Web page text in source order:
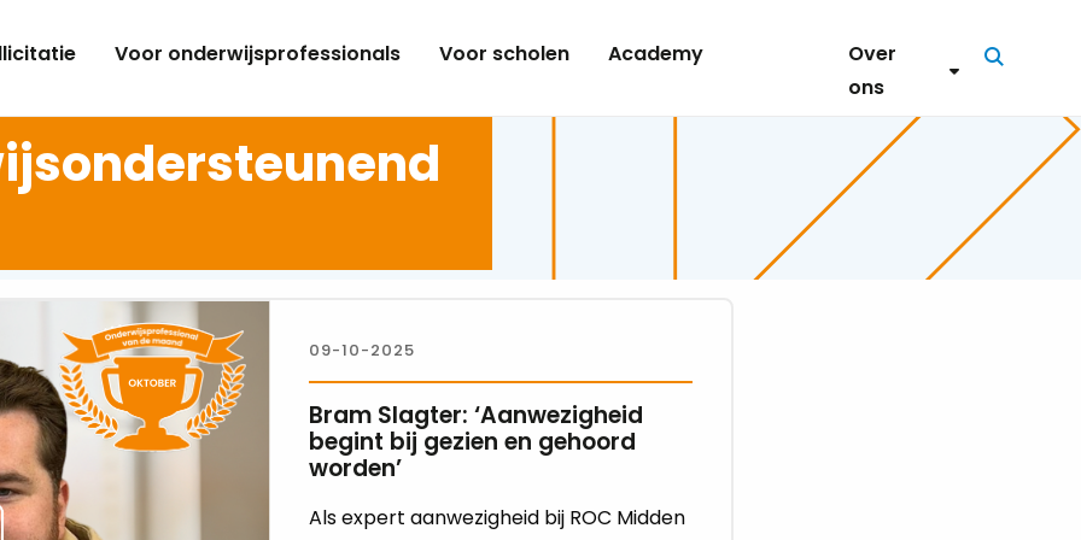
Voor onderwijsprofessionals Voor scholen Academy
Over
ons
Zoeken
09-10-2025
Bram Slagter: ‘Aanwezigheid
begint bij gezien en gehoord
worden’
Als expert aanwezigheid bij ROC Midden